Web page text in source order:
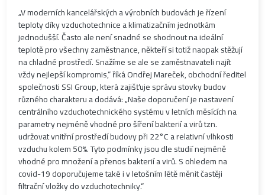
„V moderních kancelářských a výrobních budovách je řízení
teploty díky vzduchotechnice a klimatizačním jednotkám
jednodušší. Často ale není snadné se shodnout na ideální
teplotě pro všechny zaměstnance, někteří si totiž naopak stěžují
na chladné prostředí. Snažíme se ale se zaměstnavateli najít
vždy nejlepší kompromis,“ říká Ondřej Mareček, obchodní ředitel
společnosti SSI Group, která zajišťuje správu stovky budov
různého charakteru a dodává: „Naše doporučení je nastavení
centrálního vzduchotechnického systému v letních měsících na
parametry nejméně vhodné pro šíření bakterií a virů tzn.
udržovat vnitřní prostředí budovy při 22°C a relativní vlhkosti
vzduchu kolem 50%. Tyto podmínky jsou dle studií nejméně
vhodné pro množení a přenos bakterií a virů. S ohledem na
covid-19 doporučujeme také i v letošním létě měnit častěji
filtrační vložky do vzduchotechniky.“